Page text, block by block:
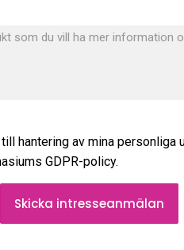
hantering av mina personliga
GDPR-policy.
Skicka intresseanmälan